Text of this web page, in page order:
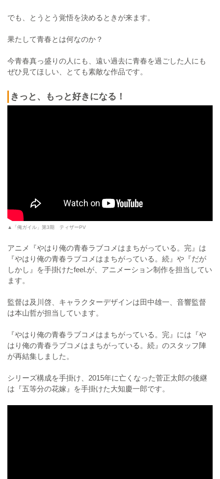
でも、とうとう覚悟を決めるときが来ます。
果たして青春とは何なのか？
今青春真っ盛りの人にも、遠い過去に青春を過ごした人にも
ぜひ見てほしい、とても素敵な作品です。
きっと、もっと好きになる！
▲「俺ガイル」第3期 ティザーPV
アニメ『やはり俺の青春ラブコメはまちがっている。完』は
『やはり俺の青春ラブコメはまちがっている。続』や『だが
しかし』を手掛けたfeel.が、アニメーション制作を担当してい
ます。
監督は及川啓、キャラクターデザインは田中雄一、音響監督
は本山哲が担当しています。
『やはり俺の青春ラブコメはまちがっている。完』には『や
はり俺の青春ラブコメはまちがっている。続』のスタッフ陣
が再結集しました。
シリーズ構成を手掛け、2015年に亡くなった菅正太郎の後継
は『五等分の花嫁』を手掛けた大知慶一郎です。